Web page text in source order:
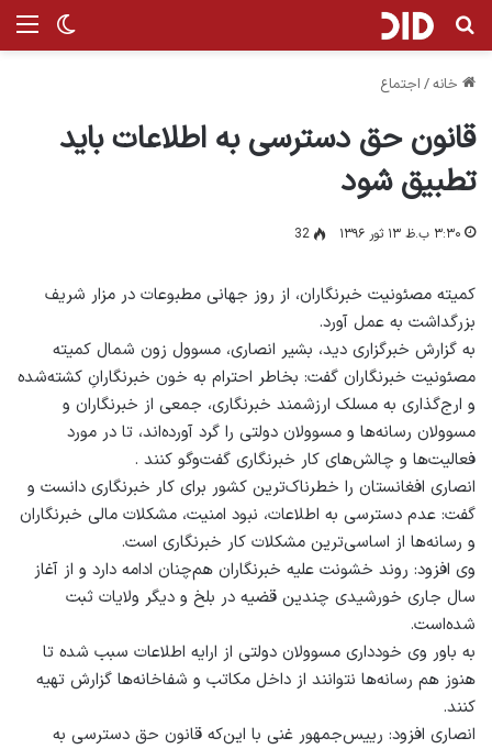
تغییر جستجو برای
خانه/ اجتماع
قانون حق دسترسی به اطلاعات باید
تطبیق شود
۳:۳۰ ب.ظ ۱۳ ثور ۱۳۹۶ 32
کمیته مصئونیت خبرنگاران، از روز جهانی مطبوعات در مزار شریف
بزرگداشت به عمل آورد.
به گزارش خبرگزاری دید، بشیر انصاری، مسوول زون شمال کمیته
مصئونیت خبرنگاران گفت: بخاطر احترام به خون خبرنگارانِ کشته‌شده
و ارج‌گذاری به مسلک ارزشمند خبرنگاری، جمعی از خبرنگاران و
مسوولان رسانه‌ها و مسوولان دولتی را گرد آورده‌اند، تا در مورد
فعالیت‌ها و چالش‌های کار خبرنگاری گفت‌وگو کنند .
انصاری افغانستان را خطرناک‌ترین کشور برای کار خبرنگاری دانست و
گفت: عدم دسترسی به اطلاعات، نبود امنیت، مشکلات مالی خبرنگاران
و رسانه‌ها از اساسی‌ترین مشکلات کار خبرنگاری است.
وی افزود: روند خشونت علیه خبرنگاران هم‌چنان ادامه دارد و از آغاز
سال جاری خورشیدی چندین قضیه در بلخ و دیگر ولایات ثبت
شده‌است.
به باور وی خودداری مسوولان دولتی از ارایه اطلاعات سبب شده تا
هنوز هم رسانه‌ها نتوانند از داخل مکاتب و شفاخانه‌ها گزارش تهیه
کنند.
انصاری افزود: رییس‌جمهور غنی با این‌که قانون حق دسترسی به